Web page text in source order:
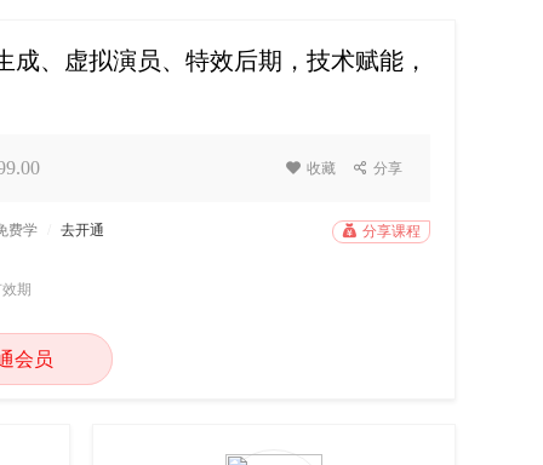
、虚拟演员、特效后期，技术赋能，
 收藏  分享
费学 去开通  分享课程
期
会员